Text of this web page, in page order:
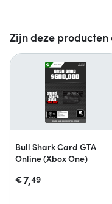
Zijn deze producten
Bull Shark Card GTA
Online (Xbox One)
€7,49